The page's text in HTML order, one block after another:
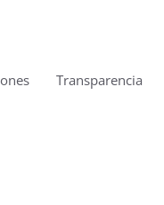
Transparencia